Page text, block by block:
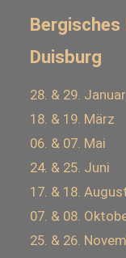
Duisburg
28. & 29. Januar
18. & 19. März
06. & 07. Mai
24. & 25. Juni
17. & 18.
07. & 08.
25. & 26.